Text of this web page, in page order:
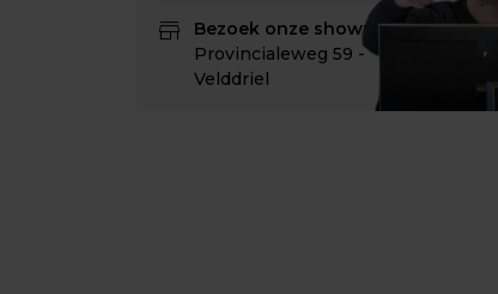
store
Bezoek onze showroom:
Provincialeweg 59 -
Velddriel